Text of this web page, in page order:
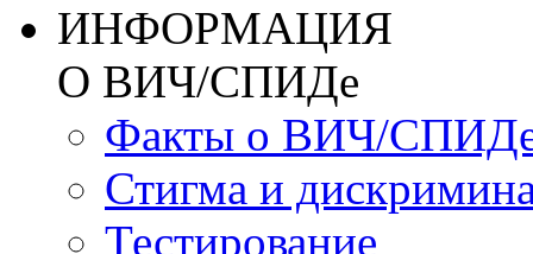
ИНФОРМАЦИЯ
О ВИЧ/СПИДе
Факты о ВИЧ/
Стигма и
Тестирование